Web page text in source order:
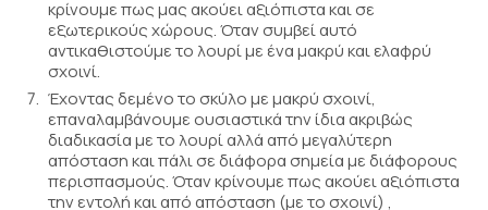
κρίνουμε πως μας ακούει αξιόπιστα και σε
εξωτερικούς χώρους. Όταν συμβεί αυτό
αντικαθιστούμε το λουρί με ένα μακρύ και ελαφρύ
σχοινί.
Έχοντας δεμένο το σκύλο με μακρύ σχοινί,
επαναλαμβάνουμε ουσιαστικά την ίδια ακριβώς
διαδικασία με το λουρί αλλά από μεγαλύτερη
απόσταση και πάλι σε διάφορα σημεία με διάφορους
περισπασμούς. Όταν κρίνουμε πως ακούει αξιόπιστα
την εντολή και από απόσταση (με το σχοινί) ,